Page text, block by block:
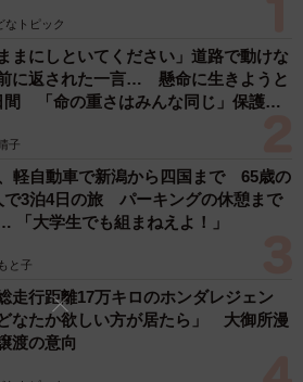
なトピック
まにしといてください」道路で動けな
に返された一言… 懸命に生きようと
間 「命の重さはみんな同じ」保護団
子
軽自動車で新潟から四国まで 65歳の
で3泊4日の旅 パーキングの休憩まで
「大学生でも組まねえよ！」
と子
走行距離17万キロのホンダレジェン
なたか欲しい方が居たら」 大御所漫
渡の意向